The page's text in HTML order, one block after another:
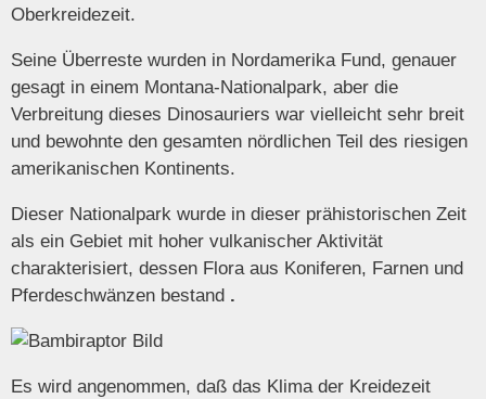
Oberkreidezeit.
Seine Überreste wurden in Nordamerika Fund, genauer
gesagt in einem Montana-Nationalpark, aber die
Verbreitung dieses Dinosauriers war vielleicht sehr breit
und bewohnte den gesamten nördlichen Teil des riesigen
amerikanischen Kontinents.
Dieser Nationalpark wurde in dieser prähistorischen Zeit
als ein Gebiet mit hoher vulkanischer Aktivität
charakterisiert, dessen Flora aus Koniferen, Farnen und
Pferdeschwänzen bestand .
Es wird angenommen, daß das Klima der Kreidezeit